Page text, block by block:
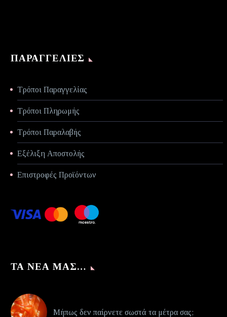
ΠΑΡΑΓΓΕΛΊΕΣ
Τρόποι Παραγγελίας
Τρόποι Πληρωμής
Τρόποι Παραλαβής
Εξέλιξη Αποστολής
Επιστροφές Προϊόντων
ΤΑ ΝΈΑ ΜΑΣ…
Μήπως δεν παίρνετε σωστά τα μέτρα σας;